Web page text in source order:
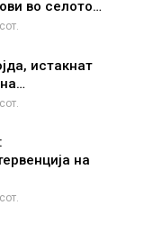
во селото…
истакнат
на